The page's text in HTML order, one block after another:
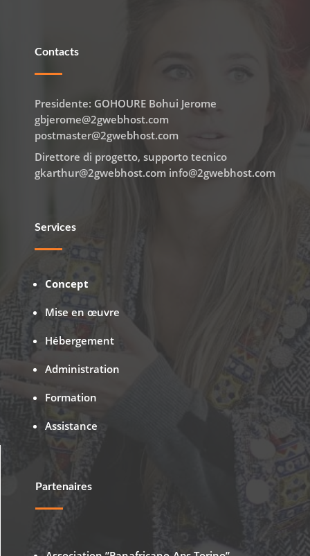
Contacts
Presidente: GOHOURE Bohui Jerome
gbjerome@2gwebhost.com
postmaster@2gwebhost.com
Direttore di progetto, supporto tecnico
gkarthur@2gwebhost.com info@2gwebhost.com
Services
Concept
Mise en œuvre
Hébergement
Administration
Formation
Assistance
Partenaires